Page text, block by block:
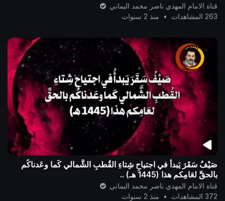
قناة الامام المهدي ناصر محمد اليماني
263 المشاهدات
• منذ 2 سنوات
صَيْفُ سَقَرَ يَبدأُ في اجتياحِ شِتاءِ القُطبِ الشَّمالي كَما وعَدناكُم
بالحقِّ لعَامِكم هذا (1445 هـ) ..
قناة الامام المهدي ناصر محمد اليماني
372 المشاهدات
• منذ 2 سنوات